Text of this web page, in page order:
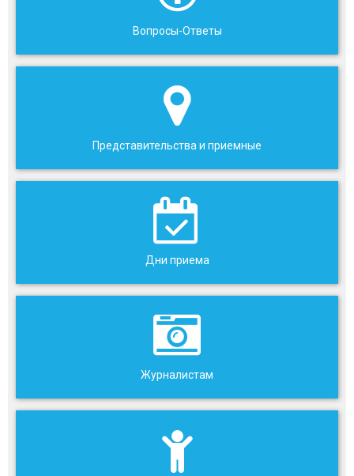
Вопросы-Ответы
Представительства и приемные
Дни приема
Журналистам